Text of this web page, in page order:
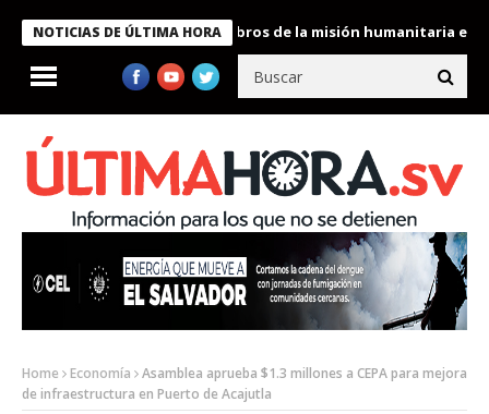
NOTICIAS DE ÚLTIMA HORA
Bukele condecora a miembros de la misión humanitaria enviada
Home Economía
Asamblea aprueba $1.3 millones a CEPA para mejora
de infraestructura en Puerto de Acajutla